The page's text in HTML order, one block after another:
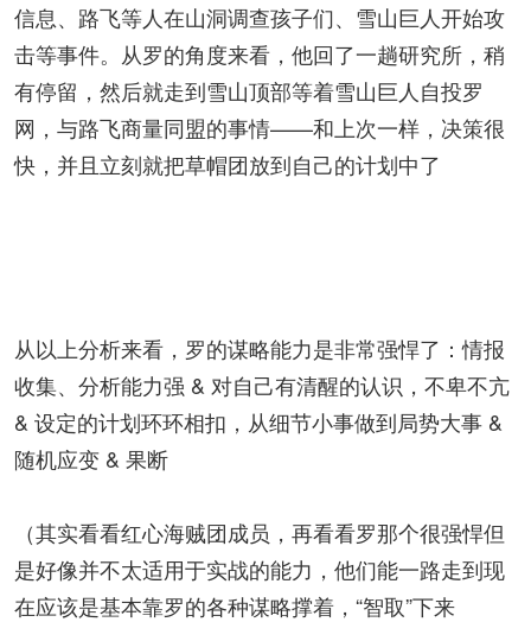
信息、路飞等人在山洞调查孩子们、雪山巨人开始攻
击等事件。从罗的角度来看，他回了一趟研究所，稍
有停留，然后就走到雪山顶部等着雪山巨人自投罗
网，与路飞商量同盟的事情——和上次一样，决策很
快，并且立刻就把草帽团放到自己的计划中了
从以上分析来看，罗的谋略能力是非常强悍了：情报
收集、分析能力强 & 对自己有清醒的认识，不卑不亢
& 设定的计划环环相扣，从细节小事做到局势大事 &
随机应变 & 果断
（其实看看红心海贼团成员，再看看罗那个很强悍但
是好像并不太适用于实战的能力，他们能一路走到现
在应该是基本靠罗的各种谋略撑着，“智取”下来